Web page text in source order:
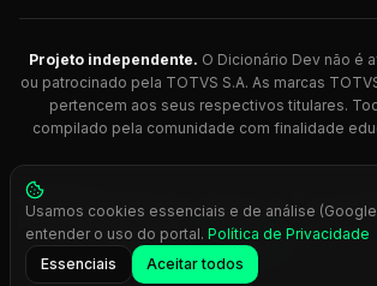
Projeto independente. O Dicionário Dev não é
ou patrocinado pela TOTVS S.A. As marcas
pertencem aos seus respectivos titulares.
compilado pela comunidade com finalidade
© 2026 Dicionário Dev. Feito com 💚 para
Protheus.
Press Ctrl+K
Usamos cookies essenciais e de análise
entender o uso do portal. Política de Privacidade
Essenciais
Aceitar todos